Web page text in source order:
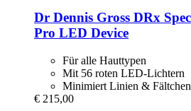
Dr Dennis Gross DRx
Pro LED Device
Für alle Hauttypen
Mit 56 roten LED-Lichtern
Minimiert Linien & Fältchen
€ 215,00